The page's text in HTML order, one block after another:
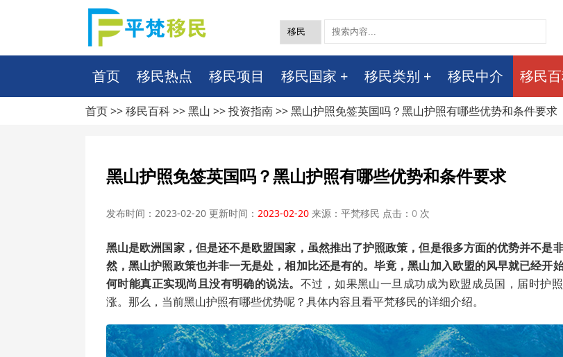
首页 移民热点 移民项目 移民国家 移民类别 移民中介 移民
首页 >>移民百科>>黑山 >>投资指南>> 黑山护照免签英国吗？黑山护照有哪些优势和条件要求
黑山护照免签英国吗？黑山护照有哪些优势和条件要求
发布时间：2023-02-20 更新时间： 2023-02-20 来源：平梵移民 点击： 0 次
黑山是欧洲国家，但是还不是欧盟国家，虽然推出了护照政策，但是很多方面的优势并不是
然，黑山护照政策也并非一无是处，相加比还是有的。毕竟，黑山加入欧盟的风早就已经开
何时能真正实现尚且没有明确的说法。 不过，如果黑山一旦成功成为欧盟成员国，届时护
涨。那么，当前黑山护照有哪些优势呢？具体内容且看平梵移民的详细介绍。